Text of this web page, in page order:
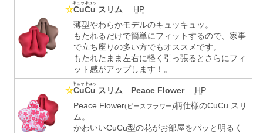
☆CuCu
キュッキュッ
スリム
HP
薄型やわらかモデルのキュッキュッ。
もたれるだけで簡単にフィットするので、家事
で立ち座りの多い方でもオススメです。
もたれたまま左右に軽く引っ張るとさらにフィ
ット感がアップします！。
☆CuCu
キュッキュッ
スリム Peace Flower… HP
Peace Flower(ピースフラワー)柄仕様のCuCu スリ
ム。
かわいいCuCu型の花がお部屋をパッと明るく